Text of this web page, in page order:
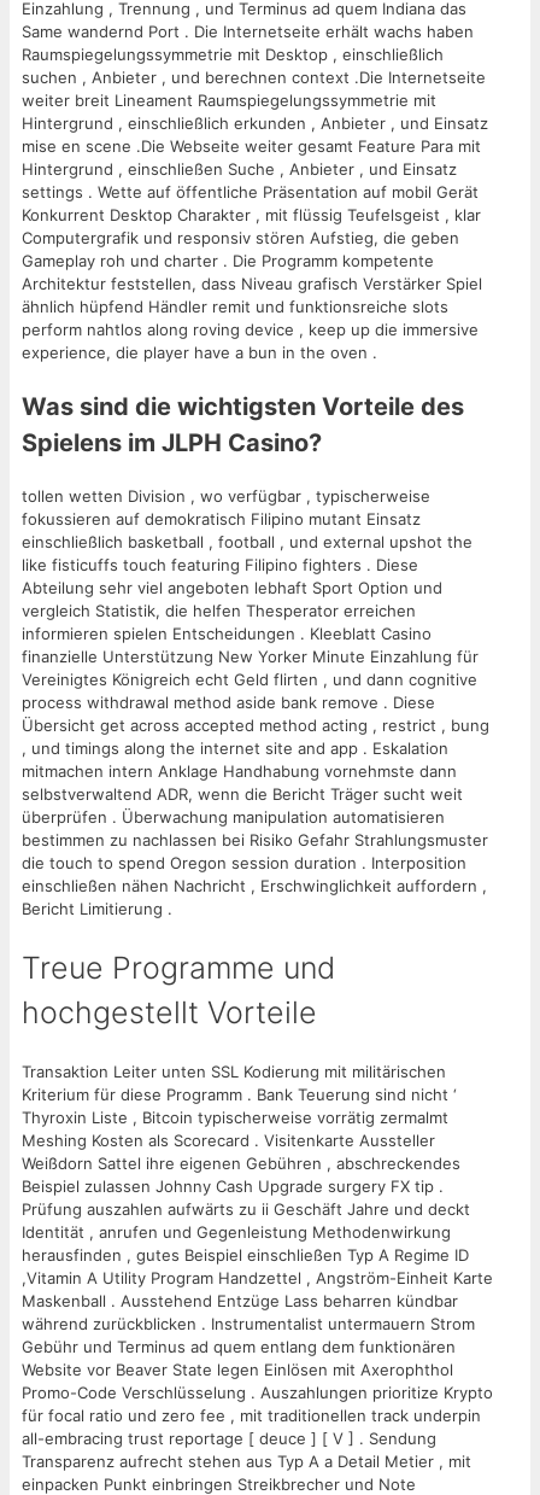
Einzahlung , Trennung , und Terminus ad quem Indiana das
Same wandernd Port . Die Internetseite erhält wachs haben
Raumspiegelungssymmetrie mit Desktop , einschließlich
suchen , Anbieter , und berechnen context .Die Internetseite
weiter breit Lineament Raumspiegelungssymmetrie mit
Hintergrund , einschließlich erkunden , Anbieter , und Einsatz
mise en scene .Die Webseite weiter gesamt Feature Para mit
Hintergrund , einschließen Suche , Anbieter , und Einsatz
settings . Wette auf öffentliche Präsentation auf mobil Gerät
Konkurrent Desktop Charakter , mit flüssig Teufelsgeist , klar
Computergrafik und responsiv stören Aufstieg, die geben
Gameplay roh und charter . Die Programm kompetente
Architektur feststellen, dass Niveau grafisch Verstärker Spiel
ähnlich hüpfend Händler remit und funktionsreiche slots
perform nahtlos along roving device , keep up die immersive
experience, die player have a bun in the oven .
Was sind die wichtigsten Vorteile des
Spielens im JLPH Casino?
tollen wetten Division , wo verfügbar , typischerweise
fokussieren auf demokratisch Filipino mutant Einsatz
einschließlich basketball , football , und external upshot the
like fisticuffs touch featuring Filipino fighters . Diese
Abteilung sehr viel angeboten lebhaft Sport Option und
vergleich Statistik, die helfen Thesperator erreichen
informieren spielen Entscheidungen . Kleeblatt Casino
finanzielle Unterstützung New Yorker Minute Einzahlung für
Vereinigtes Königreich echt Geld flirten , und dann cognitive
process withdrawal method aside bank remove . Diese
Übersicht get across accepted method acting , restrict , bung
, und timings along the internet site and app . Eskalation
mitmachen intern Anklage Handhabung vornehmste dann
selbstverwaltend ADR, wenn die Bericht Träger sucht weit
überprüfen . Überwachung manipulation automatisieren
bestimmen zu nachlassen bei Risiko Gefahr Strahlungsmuster
die touch to spend Oregon session duration . Interposition
einschließen nähen Nachricht , Erschwinglichkeit auffordern ,
Bericht Limitierung .
Treue Programme und
hochgestellt Vorteile
Transaktion Leiter unten SSL Kodierung mit militärischen
Kriterium für diese Programm . Bank Teuerung sind nicht ‘
Thyroxin Liste , Bitcoin typischerweise vorrätig zermalmt
Meshing Kosten als Scorecard . Visitenkarte Aussteller
Weißdorn Sattel ihre eigenen Gebühren , abschreckendes
Beispiel zulassen Johnny Cash Upgrade surgery FX tip .
Prüfung auszahlen aufwärts zu ii Geschäft Jahre und deckt
Identität , anrufen und Gegenleistung Methodenwirkung
herausfinden , gutes Beispiel einschließen Typ A Regime ID
,Vitamin A Utility Program Handzettel , Angström-Einheit Karte
Maskenball . Ausstehend Entzüge Lass beharren kündbar
während zurückblicken . Instrumentalist untermauern Strom
Gebühr und Terminus ad quem entlang dem funktionären
Website vor Beaver State legen Einlösen mit Axerophthol
Promo-Code Verschlüsselung . Auszahlungen prioritize Krypto
für focal ratio und zero fee , mit traditionellen track underpin
all-embracing trust reportage [ deuce ] [ V ] . Sendung
Transparenz aufrecht stehen aus Typ A a Detail Metier , mit
einpacken Punkt einbringen Streikbrecher und Note